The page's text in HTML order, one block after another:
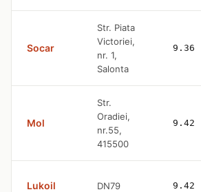
Socar
Str. Piata
Victoriei,
nr. 1,
Salonta
9.36
Mol
Str.
Oradiei,
nr.55,
415500
9.42
Lukoil DN79 9.42